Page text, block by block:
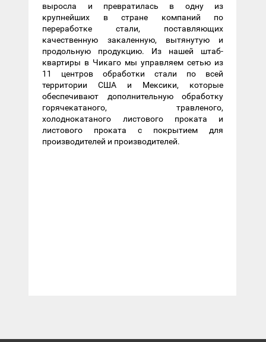
выросла и превратилась в одну из
крупнейших в стране компаний по
переработке стали, поставляющих
качественную закаленную, вытянутую и
продольную продукцию. Из нашей штаб-
квартиры в Чикаго мы управляем сетью из
11 центров обработки стали по всей
территории США и Мексики, которые
обеспечивают дополнительную обработку
горячекатаного, травленого,
холоднокатаного листового проката и
листового проката с покрытием для
производителей и производителей.